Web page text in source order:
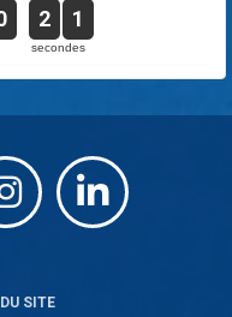
2 1
secondes
SITE